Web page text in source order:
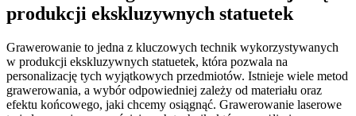
produkcji ekskluzywnych statuetek
Grawerowanie to jedna z kluczowych technik wykorzystywanych
w produkcji ekskluzywnych statuetek, która pozwala na
personalizację tych wyjątkowych przedmiotów. Istnieje wiele metod
grawerowania, a wybór odpowiedniej zależy od materiału oraz
efektu końcowego, jaki chcemy osiągnąć. Grawerowanie laserowe